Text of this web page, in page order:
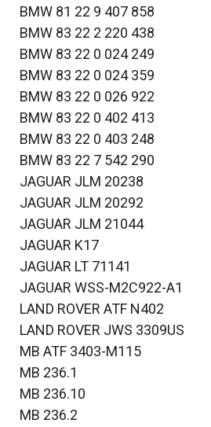
BMW 81 22 9 407 858
BMW 83 22 2 220 438
BMW 83 22 0 024 249
BMW 83 22 0 024 359
BMW 83 22 0 026 922
BMW 83 22 0 402 413
BMW 83 22 0 403 248
BMW 83 22 7 542 290
JAGUAR JLM 20238
JAGUAR JLM 20292
JAGUAR JLM 21044
JAGUAR K17
JAGUAR LT 71141
JAGUAR WSS-M2C922-A1
LAND ROVER ATF N402
LAND ROVER JWS 3309US
MB ATF 3403-M115
MB 236.1
MB 236.10
MB 236.2